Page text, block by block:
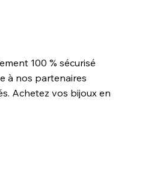
100 % sécurisé
à nos partenaires
Achetez vos bijoux en